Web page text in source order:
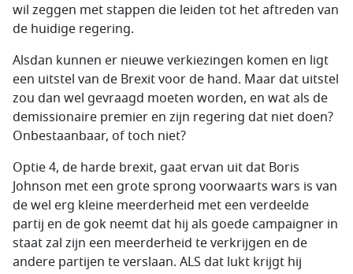
wil zeggen met stappen die leiden tot het aftreden van
de huidige regering.
Alsdan kunnen er nieuwe verkiezingen komen en ligt
een uitstel van de Brexit voor de hand. Maar dat uitstel
zou dan wel gevraagd moeten worden, en wat als de
demissionaire premier en zijn regering dat niet doen?
Onbestaanbaar, of toch niet?
Optie 4, de harde brexit, gaat ervan uit dat Boris
Johnson met een grote sprong voorwaarts wars is van
de wel erg kleine meerderheid met een verdeelde
partij en de gok neemt dat hij als goede campaigner in
staat zal zijn een meerderheid te verkrijgen en de
andere partijen te verslaan. ALS dat lukt krijgt hij